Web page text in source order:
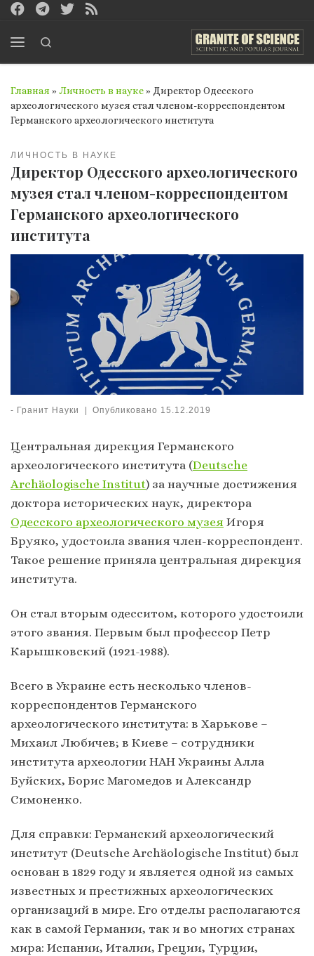
Перейти к содержимому
Главная » Личность в науке» Директор Одесского
археологического музея стал членом-корреспондентом
Германского археологического института
ЛИЧНОСТЬ В НАУКЕ
Директор Одесского археологического
музея стал членом-корреспондентом
Германского археологического
института
- Гранит Науки | Опубликовано 15.12.2019
Центральная дирекция Германского
археологического института (Deutsche
Archäologische Institut) за научные достижения
доктора исторических наук, директора
Одесского археологического музея Игоря
Бруяко, удостоила звания член-корреспондент.
Такое решение приняла центральная дирекция
института.
Он стал вторым одесситом, которого удостоили
этого звания. Первым был профессор Петр
Карышковский (1921-1988).
Всего в Украине есть несколько членов-
корреспондентов Германского
археологического института: в Харькове –
Михаил Любичев; в Киеве – сотрудники
института археологии НАН Украины Алла
Буйских, Борис Магомедов и Александр
Симоненко.
Для справки: Германский археологический
институт (Deutsche Archäologische Institut) был
основан в 1829 году и является одной из самых
известных и престижных археологических
организаций в мире. Его отделы располагаются
как в самой Германии, так и во многих странах
мира: Испании, Италии, Греции, Турции,